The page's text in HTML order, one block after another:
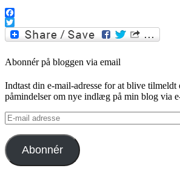
Facebook
Twitter
Abonnér på bloggen via email
Indtast din e-mail-adresse for at blive tilmeldt
påmindelser om nye indlæg på min blog via
E-
mail
adresse
Abonnér